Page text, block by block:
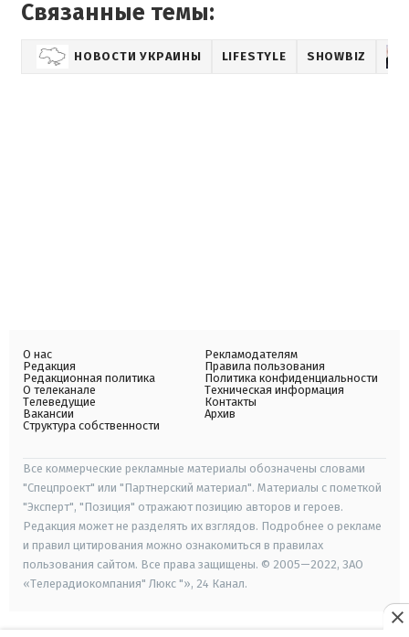
Связанные темы:
НОВОСТИ УКРАИНЫ LIFESTYLE SHOWBIZ
О нас
Редакция
Редакционная политика
О телеканале
Телеведущие
Вакансии
Структура собственности
Рекламодателям
Правила пользования
Политика конфиденциальности
Техническая информация
Контакты
Архив
Все коммерческие рекламные материалы обозначены словами
"Спецпроект" или "Партнерский материал". Материалы с пометкой
"Эксперт", "Позиция" отражают позицию авторов и героев.
Редакция может не разделять их взглядов. Подробнее о рекламе
и правил цитирования можно ознакомиться в правилах
пользования сайтом. Все права защищены. © 2005—2022, ЗАО
«Телерадиокомпания" Люкс "», 24 Канал.